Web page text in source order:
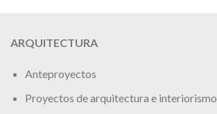
ARQUITECTURA
Anteproyectos
Proyectos de arquitectura e interiorismo